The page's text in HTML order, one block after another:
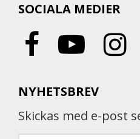
SOCIALA MEDIER
NYHETSBREV
Skickas med e-post